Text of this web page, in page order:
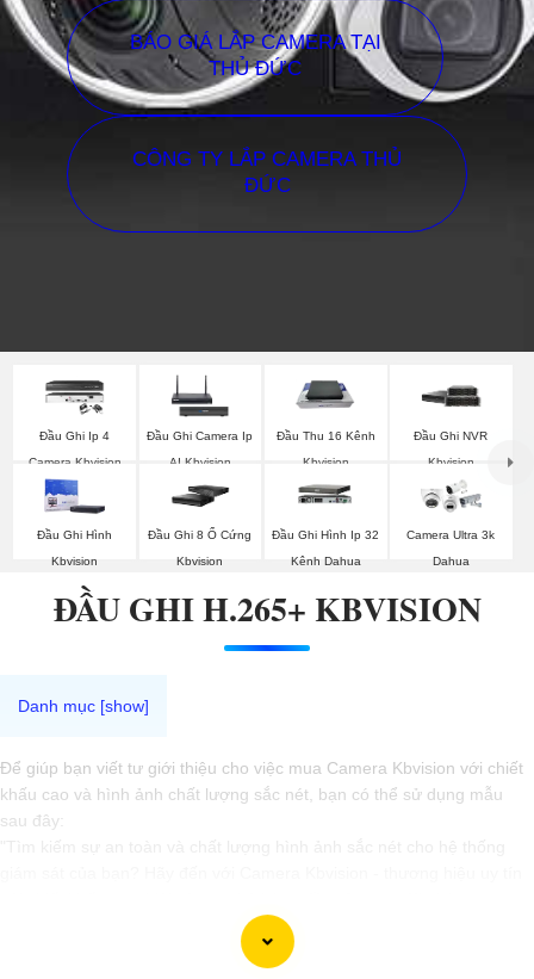
BÁO GIÁ LẮP CAMERA TẠI
THỦ ĐỨC
CÔNG TY LẮP CAMERA THỦ
ĐỨC
Đầu Ghi Ip 4
Camera Kbvision
Đầu Ghi Camera Ip
AI Kbvision
Đầu Thu 16 Kênh
Kbvision
Đầu Ghi NVR
Kbvision
Đầu Ghi Hình
Kbvision
Đầu Ghi 8 Ổ Cứng
Kbvision
Đầu Ghi Hình Ip 32
Kênh Dahua
Camera Ultra 3k
Dahua
ĐẦU GHI H.265+ KBVISION
Để giúp bạn viết tư giới thiệu cho việc mua Camera Kbvision với chiết
khấu cao và hình ảnh chất lượng sắc nét, bạn có thể sử dụng mẫu
sau đây:
đến cho bạn hình ảnh chất lượng cao, rõ nét và độ tin cậy cao. Đừng
để bất kỳ sự cố nào xảy ra mà không có sự giám sát chuyên nghiệp.